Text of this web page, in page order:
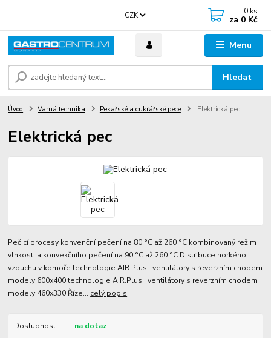
Menu
CZK
Hledat
0 ks
za 0 Kč
Úvod Varná technika Pekařské a cukrářské pece Elektrická pec
Elektrická pec
Pečicí procesy konvenční pečení na 80 °C až 260 °C kombinovaný režim
vlhkosti a konvekčního pečení na 90 °C až 260 °C Distribuce horkého
vzduchu v komoře technologie AIR.Plus : ventilátory s reverzním chodem
modely 600x400 technologie AIR.Plus : ventilátory s reverzním chodem
modely 460x330 Říze... celý popis
Dostupnost na dotaz